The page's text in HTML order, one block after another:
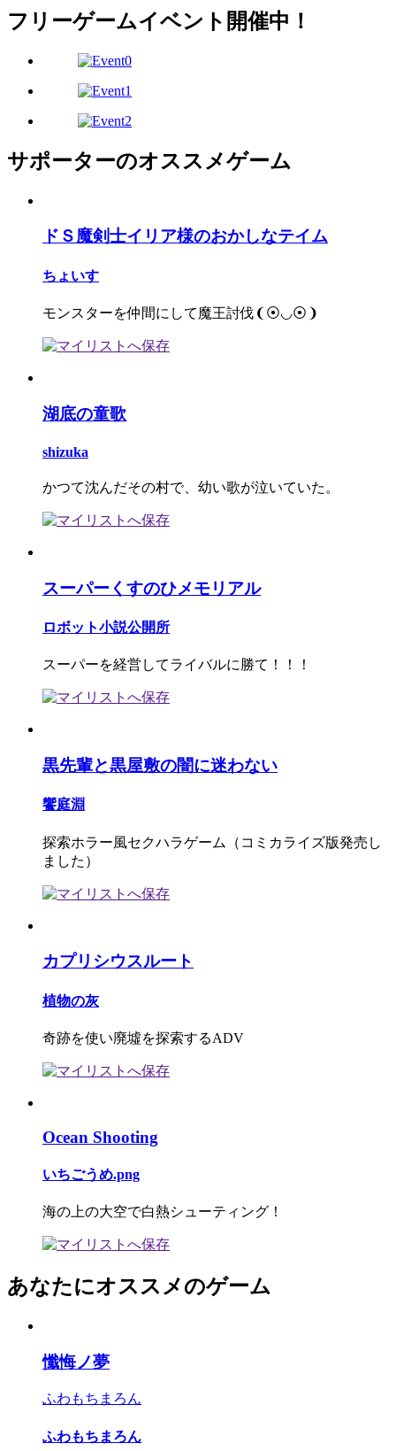
フリーゲームイベント開催中！
サポーターのオススメゲーム
ドＳ魔剣士イリア様のおかしなテイム
ちょいす
モンスターを仲間にして魔王討伐❨⦿◡⦿❩
湖底の童歌
shizuka
かつて沈んだその村で、幼い歌が泣いていた。
スーパーくすのひメモリアル
ロボット小説公開所
スーパーを経営してライバルに勝て！！！
黒先輩と黒屋敷の闇に迷わない
饗庭淵
探索ホラー風セクハラゲーム（コミカライズ版発売し
ました）
カプリシウスルート
植物の灰
奇跡を使い廃墟を探索するADV
Ocean Shooting
いちごうめ.png
海の上の大空で白熱シューティング！
あなたにオススメのゲーム
懺悔ノ夢
ふわもちまろん
ふわもちまろん